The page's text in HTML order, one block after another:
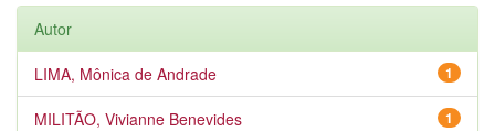
Autor
1
LIMA, Mônica de Andrade
1
MILITÃO, Vivianne Benevides